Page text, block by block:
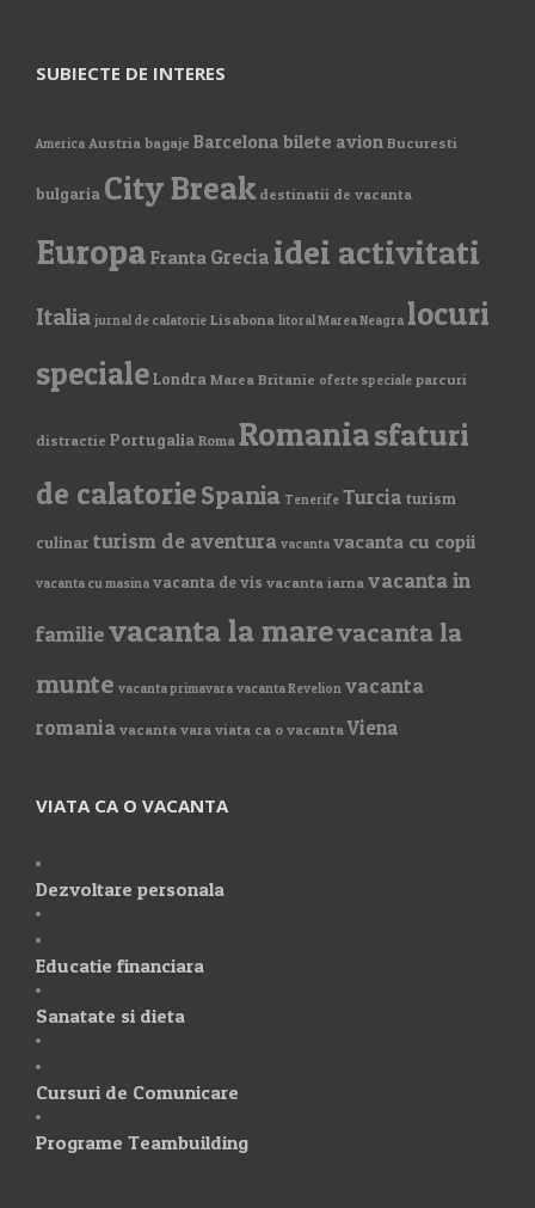
SUBIECTE DE INTERES
America Austria bagaje Barcelona bilete avion Bucuresti
bulgaria City Break destinatii de vacanta
Europa Franta Grecia idei activitati
Italia jurnal de calatorie Lisabona litoral Marea Neagra locuri
specialeLondra Marea Britanie oferte speciale parcuri
distractie Portugalia Roma Romaniasfaturi
de calatorieSpania Tenerife Turcia turism
culinar turism de aventura vacanta vacanta cu copii
vacanta cu masina vacanta de vis vacanta iarna vacanta in
familievacanta la marevacanta la
munte vacanta primavara vacanta Revelion vacanta
romania vacanta vara viata ca o vacanta Viena
VIATA CA O VACANTA
Dezvoltare personala
Educatie financiara
Sanatate si dieta
Cursuri de Comunicare
Programe Teambuilding